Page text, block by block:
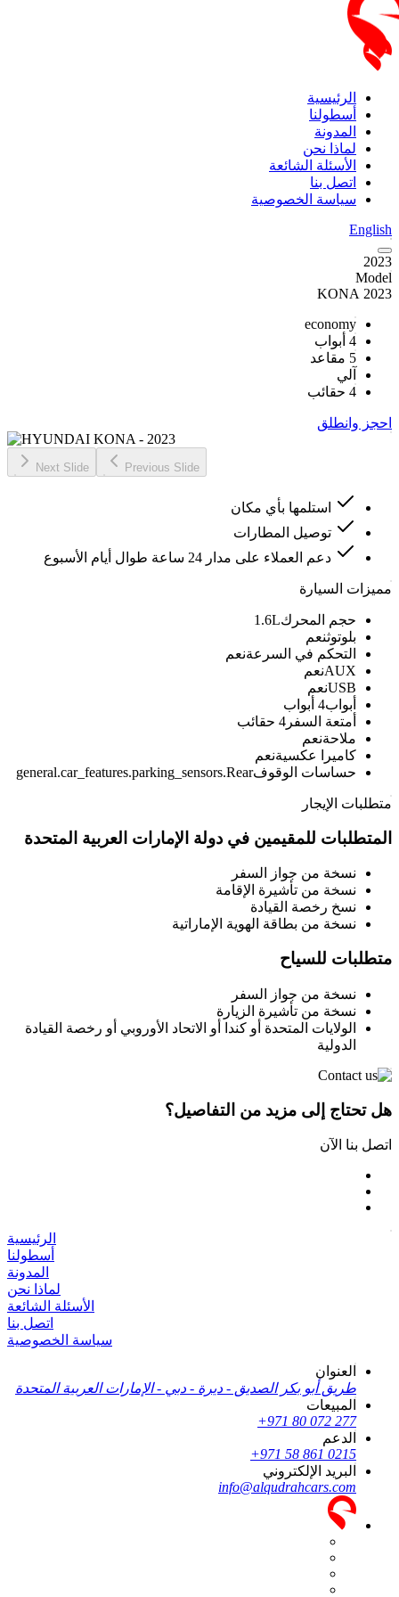
الرئيسية
أسطولنا
المدونة
لماذا نحن
الأسئلة الشائعة
اتصل بنا
سياسة الخصوصية
English
2023
Model
2023 KONA
economy
4 أبواب
5 مقاعد
آلي
4 حقائب
احجز وانطلق
Next Slide Previous Slide
استلمها بأي مكان
توصيل المطارات
دعم العملاء على مدار 24 ساعة طوال أيام الأسبوع
مميزات السيارة
حجم المحرك1.6L
بلوتوثنعم
التحكم في السرعةنعم
AUXنعم
USBنعم
أبواب4 أبواب
أمتعة السفر 4 حقائب
ملاحةنعم
كاميرا عكسيةنعم
حساسات الوقوفgeneral.car_features.parking_sensors.Rear
متطلبات الإيجار
المتطلبات للمقيمين في دولة الإمارات العربية المتحدة
نسخة من جواز السفر
نسخة من تأشيرة الإقامة
نسخ رخصة القيادة
نسخة من بطاقة الهوية الإماراتية
متطلبات للسياح
نسخة من جواز السفر
نسخة من تأشيرة الزيارة
الولايات المتحدة أو كندا أو الاتحاد الأوروبي أو رخصة القيادة
الدولية
هل تحتاج إلى مزيد من التفاصيل؟
اتصل بنا الآن
الرئيسية
أسطولنا
المدونة
لماذا نحن
الأسئلة الشائعة
اتصل بنا
سياسة الخصوصية
العنوان
طريق أبو بكر الصديق - ديرة - دبي - الإمارات العربية المتحدة
المبيعات
+971 80 072 277
الدعم
+971 58 861 0215
البريد الإلكتروني
info@alqudrahcars.com